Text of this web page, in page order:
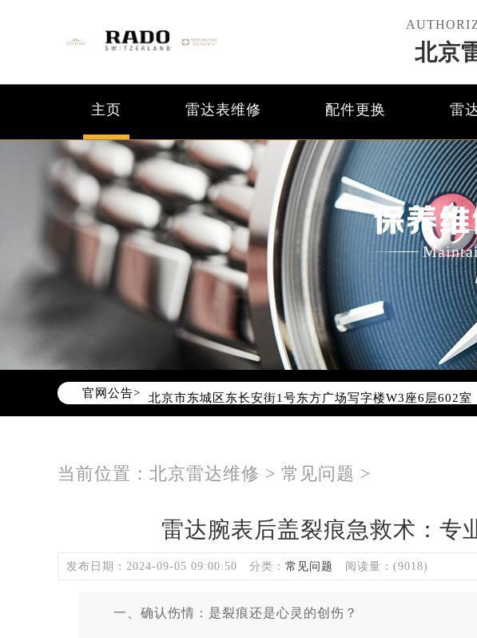
北京
主页 雷达表维修 配件更换 雷
保养
官网公告>
2026年6月雷达北京市售后服务网络优化升级公告
2026年6月北京市雷达官方售后客户服务热线：400-801-
2026年6月雷达售后服务中心最新网点地址：
北京市东城区东长安街1号东方广场写字楼W3座6层602室
北京市朝阳区建国门外大街甲6号华熙国际中心写字楼D
节假日正常营业！
当前位置： 北京雷达维修 > 常见问题 >
雷达腕表后盖裂痕急救术：专
发布日期：2024-09-05 09:00:50 分类： 常见问题 阅读量：(9018)
一、确认伤情：是裂痕还是心灵的创伤？